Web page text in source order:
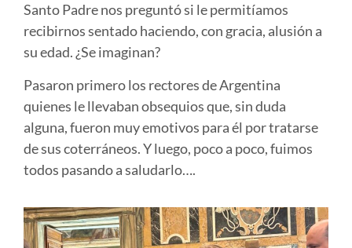
Santo Padre nos preguntó si le permitíamos
recibirnos sentado haciendo, con gracia, alusión a
su edad. ¿Se imaginan?
Pasaron primero los rectores de Argentina
quienes le llevaban obsequios que, sin duda
alguna, fueron muy emotivos para él por tratarse
de sus coterráneos. Y luego, poco a poco, fuimos
todos pasando a saludarlo….